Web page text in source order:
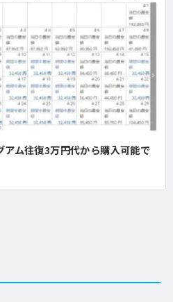
ム往復3万円代から購入可能で